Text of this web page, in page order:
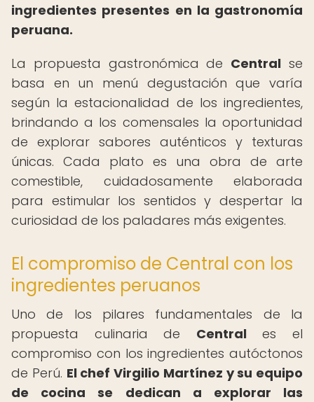
ingredientes presentes en la gastronomía
peruana.
La propuesta gastronómica de Central se
basa en un menú degustación que varía
según la estacionalidad de los ingredientes,
brindando a los comensales la oportunidad
de explorar sabores auténticos y texturas
únicas. Cada plato es una obra de arte
comestible, cuidadosamente elaborada
para estimular los sentidos y despertar la
curiosidad de los paladares más exigentes.
El compromiso de Central con los
ingredientes peruanos
Uno de los pilares fundamentales de la
propuesta culinaria de Centrales el
compromiso con los ingredientes autóctonos
de Perú. El chef Virgilio Martínez y su equipo
de cocina se dedican a explorar las